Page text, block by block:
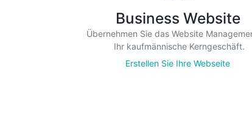
Business Website
Übernehmen Sie das Website
Ihr kaufmännische Kerngeschäft.
Erstellen Sie Ihre Webseite
Apps für